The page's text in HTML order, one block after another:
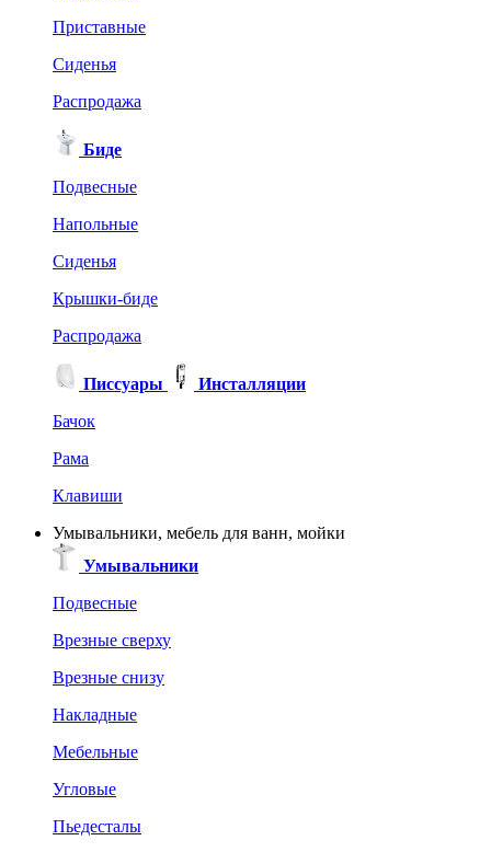
Приставные
Сиденья
Распродажа
Биде
Подвесные
Напольные
Сиденья
Крышки-биде
Распродажа
Писсуары
Инсталляции
Бачок
Рама
Клавиши
Умывальники, мебель для ванн, мойки
Умывальники
Подвесные
Врезные сверху
Врезные снизу
Накладные
Мебельные
Угловые
Пьедесталы